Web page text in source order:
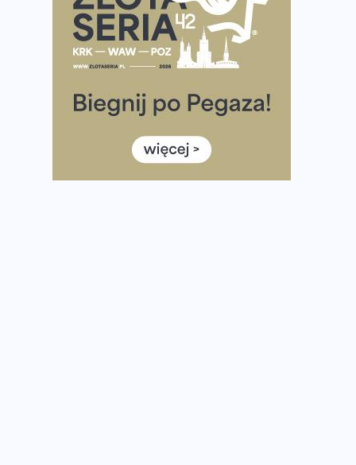
półmaratonem
Już w tę sobotę 35. Bieg Powstania Warszawskiego.
Wystartuje rekordowa liczba uczestników
poradnik przed startem
Ile razy w tygodniu biegać? 3 treningi wystarczą? Jak
często biegać, żeby robić postępy
Już w ten weekend! Przed nami Nocny Portowy